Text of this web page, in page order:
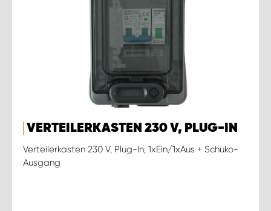
VERTEILERKASTEN 230 V, PLUG-IN
Verteilerkasten 230 V, Plug-In, 1xEin/1xAus + Schuko-
Ausgang